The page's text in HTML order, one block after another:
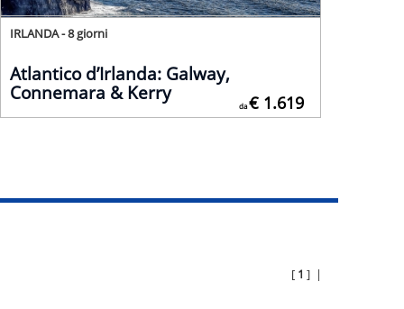
[ 1 ] |
Atlantico d’Irlanda: Galway,
Connemara & Kerry
IRLANDA - 8 giorni
da€ 1.619